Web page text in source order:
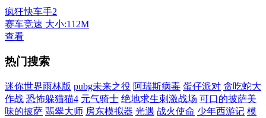
疯狂快车手2
赛车竞速 大小:112M
查看
热门搜索
迷你世界雨林版 pubg未来之役 阿瑞斯病毒 蛋仔派对 贪吃蛇大
作战 恐怖躲猫猫4 元气骑士 绝地求生刺激战场 可口的披萨美
味的披萨 翡翠大师 房东模拟器 光遇 战火使命 少年西游记 模